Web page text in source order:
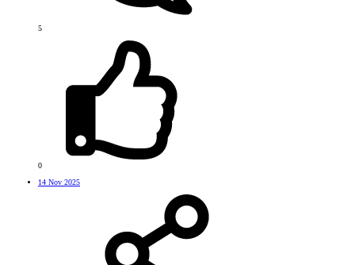
5
0
14 Nov 2025